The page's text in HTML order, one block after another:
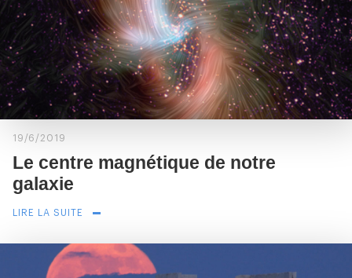
19/6/2019
Le centre magnétique de notre
galaxie
LIRE LA SUITE